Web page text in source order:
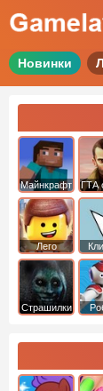
Новинки
Майнкрафт ГТА
Лего
Страшилки